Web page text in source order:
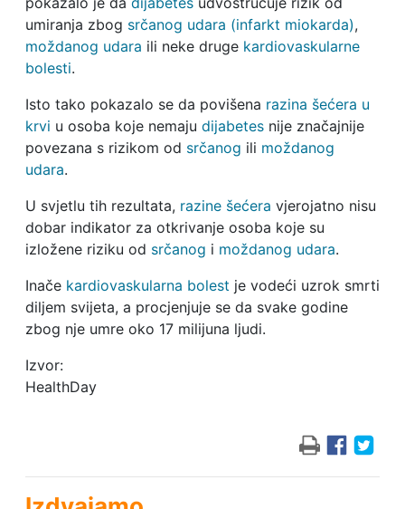
umiranja zbog srčanog udara (infarkt miokarda),
moždanog udara ili neke druge kardiovaskularne
bolesti.
Isto tako pokazalo se da povišena razina šećera u
krvi u osoba koje nemaju dijabetesnije značajnije
povezana s rizikom od srčanog ili moždanog
udara.
U svjetlu tih rezultata, razine šećera vjerojatno nisu
dobar indikator za otkrivanje osoba koje su
izložene riziku od srčanog i moždanog udara.
Inače kardiovaskularna bolest je vodeći uzrok smrti
diljem svijeta, a procjenjuje se da svake godine
zbog nje umre oko 17 milijuna ljudi.
Izvor:
HealthDay